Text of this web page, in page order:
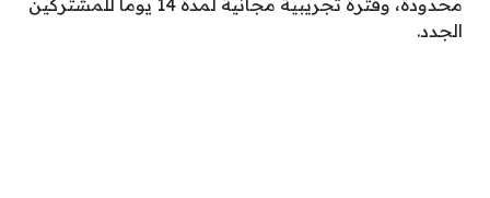
محدودة، وفترة تجريبية مجانية لمدة 14 يوماً للمشتركين
الجدد.